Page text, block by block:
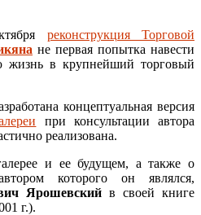
реконструкция Торговой
не первая попытка навести
жизнь в крупнейший торговый
концептуальная версия
при консультации автора
реализована.
и ее будущем, а также о
которого он являлся,
Ярошевский в своей книге
г.).